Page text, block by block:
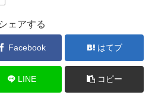
シェアする
Facebook はてブ
LINE コピー